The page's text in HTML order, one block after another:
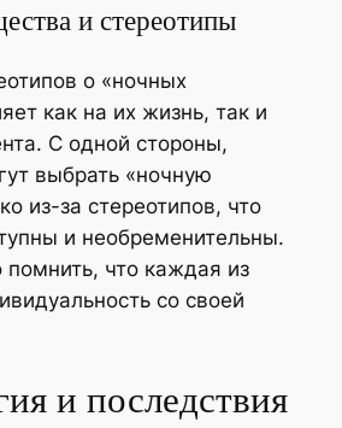
и стереотипы
о «ночных
как на их жизнь, так и
С одной стороны,
выбрать «ночную
из-за стереотипов, что
и необременительны.
что каждая из
со своей
и последствия